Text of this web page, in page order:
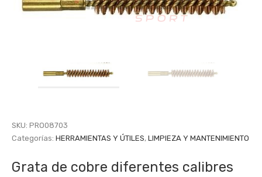
SKU: PRO08703
Categorías: HERRAMIENTAS Y ÚTILES, LIMPIEZA Y MANTENIMIENTO
Grata de cobre diferentes calibres